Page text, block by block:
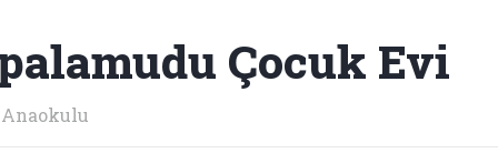
Çocuk Evi
Anaokulu